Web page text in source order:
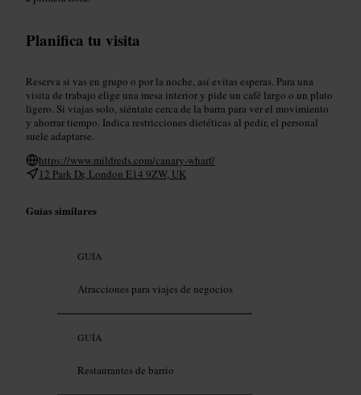
Planifica tu visita
Reserva si vas en grupo o por la noche, así evitas esperas. Para una
visita de trabajo elige una mesa interior y pide un café largo o un plato
ligero. Si viajas solo, siéntate cerca de la barra para ver el movimiento
y ahorrar tiempo. Indica restricciones dietéticas al pedir, el personal
suele adaptarse.
https://www.mildreds.com/canary-wharf/
12 Park Dr, London E14 9ZW, UK
Guías similares
GUÍA
Atracciones para viajes de negocios
GUÍA
Restaurantes de barrio